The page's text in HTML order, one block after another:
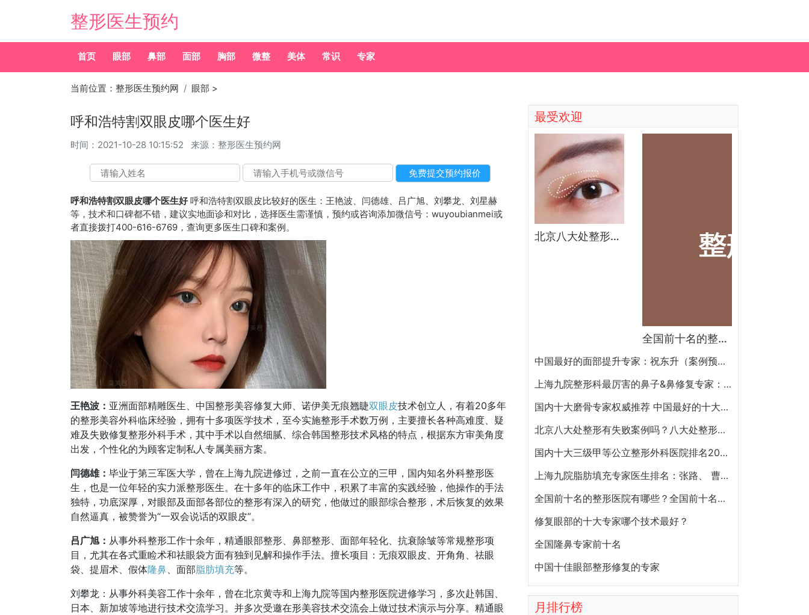
整形医生预约
首页 眼部 鼻部 面部 胸部 微整 美体 常识 专家
当前位置： 整形医生预约网 眼部 >
呼和浩特割双眼皮哪个医生好
时间： 2021-10-28 10:15:52 来源：整形医生预约网
呼和浩特割双眼皮哪个医生好呼和浩特割双眼皮比较好的医生：王艳波、闫德雄、吕广旭、刘攀龙、刘星赫
等，技术和口碑都不错，建议实地面诊和对比，选择医生需谨慎，预约或咨询添加微信号：wuyoubianmei或
者直接拨打400-616-6769，查询更多医生口碑和案例。
王艳波： 亚洲面部精雕医生、中国整形美容修复大师、诺伊美无痕翘睫双眼皮技术创立人，有着20多年
的整形美容外科临床经验，拥有十多项医学技术，至今实施整形手术数万例，主要擅长各种高难度、疑
难及失败修复整形外科手术，其中手术以自然细腻、综合韩国整形技术风格的特点，根据东方审美角度
出发，个性化的为顾客定制私人专属美丽方案。
闫德雄： 毕业于第三军医大学，曾在上海九院进修过，之前一直在公立的三甲，国内知名外科整形医
生，也是一位年轻的实力派整形医生。在十多年的临床工作中，积累了丰富的实践经验，他操作的手法
独特，功底深厚，对眼部及面部各部位的整形有深入的研究，他做过的眼部综合整形，术后恢复的效果
自然逼真，被赞誉为“一双会说话的双眼皮”。
吕广旭： 从事外科整形工作十余年，精通眼部整形、鼻部整形、面部年轻化、抗衰除皱等常规整形项
目，尤其在各式重睑术和祛眼袋方面有独到见解和操作手法。擅长项目：无痕双眼皮、开角角、祛眼
袋、提眉术、假体隆鼻 、面部脂肪填充等。
刘攀龙：从事外科美容工作十余年，曾在北京黄寺和上海九院等国内整形医院进修学习，多次赴韩国、
日本、新加坡等地进行技术交流学习。并多次受邀在形美容技术交流会上做过技术演示与分享。精通眼
最受欢迎
北京八大处整形医院双眼皮做得最好的医生和价格大全
全国前十名的整形医院（私立篇）全国前十名的私立整形医院排名大全
中国最好的面部提升专家：祝东升（案例预约）五层面部提升怎么样？
上海九院整形科最厉害的鼻子&鼻修复专家：李圣利（简介、案例、预约）
国内十大磨骨专家权威推荐 中国最好的十大磨骨专家排名
北京八大处整形有失败案例吗？八大处整形失败后悔怎么办？怎么投诉？
国内十大三级甲等公立整形外科医院排名2020年
上海九院脂肪填充专家医生排名：张路、 曹卫刚、余力（简介、案例、预约）
全国前十名的整形医院有哪些？全国前十名的公立三甲整形医院排名大全
修复眼部的十大专家哪个技术最好？
全国隆鼻专家前十名
中国十佳眼部整形修复的专家
月排行榜